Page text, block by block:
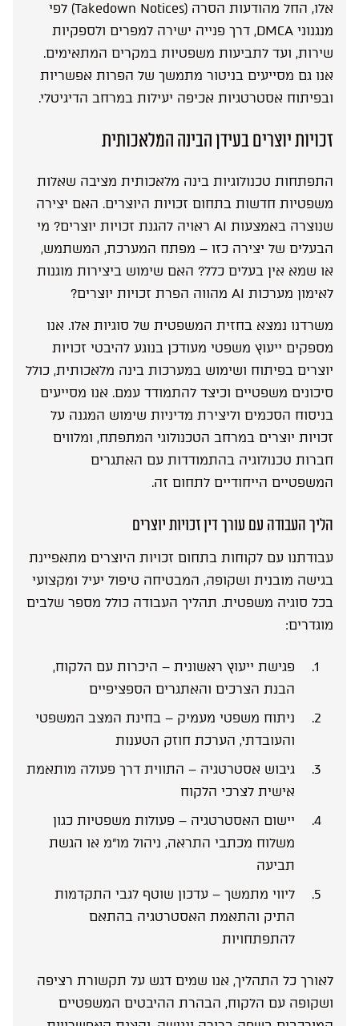
אלו, החל מהודעות הסרה (Takedown Notices) לפי
מנגנוני DMCA, דרך פנייה ישירה למפרים ולספקיות
שירות, ועד לתביעות משפטיות במקרים המתאימים.
אנו גם מסייעים בניטור מתמשך של הפרות אפשריות
ובפיתוח אסטרטגיות אכיפה יעילות במרחב הדיגיטלי.
זכויות יוצרים בעידן הבינה המלאכותית
התפתחות טכנולוגיות בינה מלאכותית מציבה שאלות
משפטיות חדשות בתחום זכויות היוצרים. האם יצירה
שנוצרה באמצעות AI ראויה להגנת זכויות יוצרים? מי
הבעלים של יצירה כזו – מפתח המערכת, המשתמש,
או שמא אין בעלים כלל? האם שימוש ביצירות מוגנות
לאימון מערכות AI מהווה הפרת זכויות יוצרים?
משרדנו נמצא בחזית המשפטית של סוגיות אלו. אנו
מספקים ייעוץ משפטי מעודכן בנוגע להיבטי זכויות
יוצרים בפיתוח ושימוש במערכות בינה מלאכותית, כולל
סיכונים משפטיים וכיצד להתמודד עמם. אנו מסייעים
בניסוח הסכמים וליצירת מדיניות שימוש המגנה על
זכויות יוצרים במרחב הטכנולוגי המתפתח, ומלווים
חברות טכנולוגיה בהתמודדות עם האתגרים
המשפטיים הייחודיים לתחום זה.
הליך העבודה עם עורך דין זכויות יוצרים
עבודתנו עם לקוחות בתחום זכויות היוצרים מתאפיינת
בגישה מובנית ושקופה, המבטיחה טיפול יעיל ומקצועי
בכל סוגיה משפטית. תהליך העבודה כולל מספר שלבים
מוגדרים:
פגישת ייעוץ ראשונית – היכרות עם הלקוח,
הבנת הצרכים והאתגרים הספציפיים
ניתוח משפטי מעמיק – בחינת המצב המשפטי
והעובדתי, הערכת חוזק הטענות
גיבוש אסטרטגיה – התווית דרך פעולה מותאמת
אישית לצרכי הלקוח
יישום האסטרטגיה – פעולות משפטיות כגון
משלוח מכתבי התראה, ניהול מו”מ או הגשת
תביעה
ליווי מתמשך – עדכון שוטף לגבי התקדמות
התיק והתאמת האסטרטגיה בהתאם
להתפתחויות
לאורך כל התהליך, אנו שמים דגש על תקשורת רציפה
ושקופה עם הלקוח, הבהרת ההיבטים המשפטיים